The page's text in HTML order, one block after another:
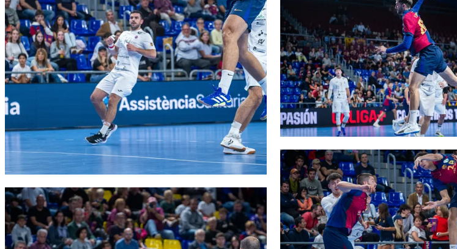
FC Barcelona club badge
FC Barcelona club badge